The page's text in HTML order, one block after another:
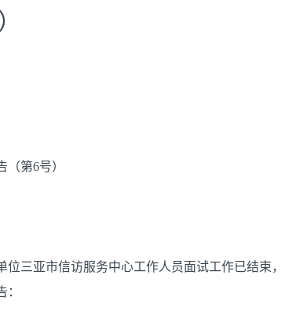
第6号）
三亚市信访服务中心工作人员面试工作已结束，